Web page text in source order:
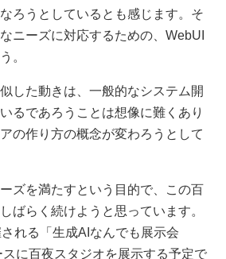
ろうとしているとも感じます。そ
ニーズに対応するための、WebUI
。
した動きは、一般的なシステム開
るであろうことは想像に難くあり
の作り方の概念が変わろうとして
ズを満たすという目的で、この百
ばらく続けようと思っています。
れる「生成AIなんでも展示会
に百夜スタジオを展示する予定で